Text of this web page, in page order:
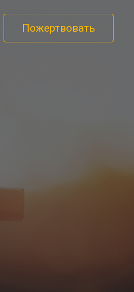
Пожертвовать